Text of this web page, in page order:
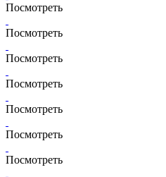
Посмотреть
Посмотреть
Посмотреть
Посмотреть
Посмотреть
Посмотреть
Посмотреть